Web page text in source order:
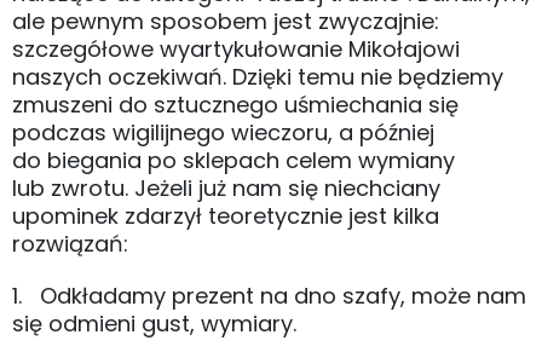
ale pewnym sposobem jest zwyczajnie:
szczegółowe wyartykułowanie Mikołajowi
naszych oczekiwań. Dzięki temu nie będziemy
zmuszeni do sztucznego uśmiechania się
podczas wigilijnego wieczoru, a później
do biegania po sklepach celem wymiany
lub zwrotu. Jeżeli już nam się niechciany
upominek zdarzył teoretycznie jest kilka
rozwiązań:
1. Odkładamy prezent na dno szafy, może nam
się odmieni gust, wymiary.